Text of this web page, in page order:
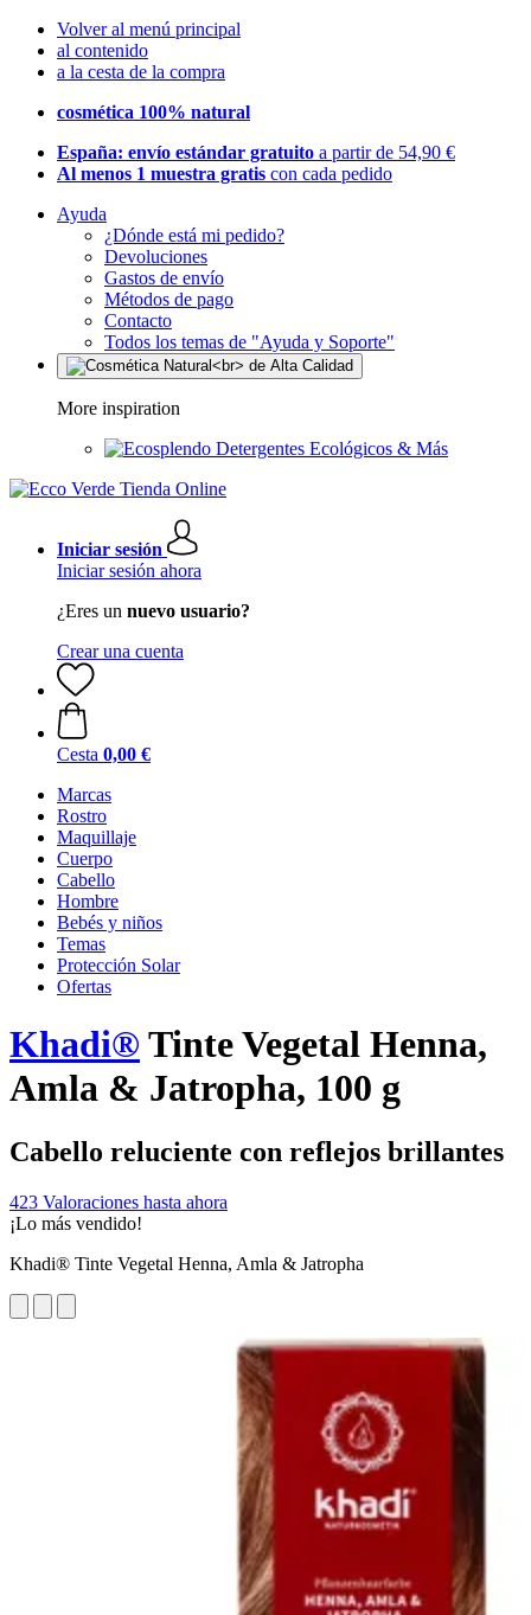
Volver al menú principal
al contenido
a la cesta de la compra
cosmética 100% natural
España: envío estándar gratuito a partir de 54,90 €
Al menos 1 muestra gratis con cada pedido
Ayuda
¿Dónde está mi pedido?
Devoluciones
Gastos de envío
Métodos de pago
Contacto
Todos los temas de "Ayuda y Soporte"
More inspiration
Detergentes Ecológicos & Más
Iniciar sesión
Iniciar sesión ahora
¿Eres un nuevo usuario?
Crear una cuenta
Cesta 0,00 €
Marcas
Rostro
Maquillaje
Cuerpo
Cabello
Hombre
Bebés y niños
Temas
Protección Solar
Ofertas
Khadi® Tinte Vegetal Henna,
Amla & Jatropha, 100 g
Cabello reluciente con reflejos brillantes
423 Valoraciones hasta ahora
¡Lo más vendido!
Khadi® Tinte Vegetal Henna, Amla & Jatropha